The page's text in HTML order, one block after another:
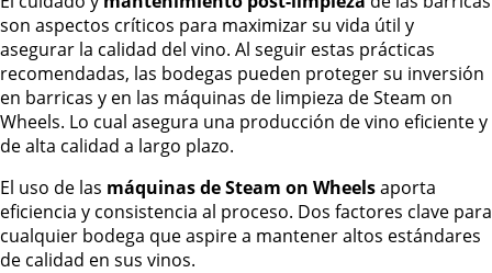
son aspectos críticos para maximizar su vida útil y
asegurar la calidad del vino. Al seguir estas prácticas
recomendadas, las bodegas pueden proteger su inversión
en barricas y en las máquinas de limpieza de Steam on
Wheels. Lo cual asegura una producción de vino eficiente y
de alta calidad a largo plazo.
El uso de las máquinas de Steam on Wheelsaporta
eficiencia y consistencia al proceso. Dos factores clave para
cualquier bodega que aspire a mantener altos estándares
de calidad en sus vinos.